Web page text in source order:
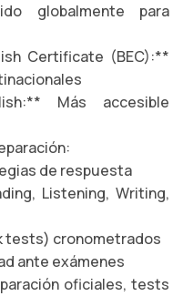
globalmente para
Certificate (BEC):**
Más accesible
de respuesta
Listening, Writing,
tests) cronometrados
ante exámenes
oficiales, tests